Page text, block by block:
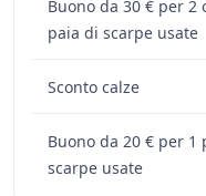
Buono da 30 € per 2
paia di scarpe usate
Sconto calze
Buono da 20 € per 1
scarpe usate